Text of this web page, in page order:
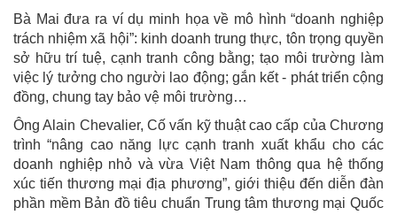
Bà Mai đưa ra ví dụ minh họa về mô hình “doanh nghiệp
trách nhiệm xã hội”: kinh doanh trung thực, tôn trọng quyền
sở hữu trí tuệ, cạnh tranh công bằng; tạo môi trường làm
việc lý tưởng cho người lao động; gắn kết - phát triển cộng
đồng, chung tay bảo vệ môi trường…
Ông Alain Chevalier, Cố vấn kỹ thuật cao cấp của Chương
trình “nâng cao năng lực cạnh tranh xuất khẩu cho các
doanh nghiệp nhỏ và vừa Việt Nam thông qua hệ thống
xúc tiến thương mại địa phương”, giới thiệu đến diễn đàn
phần mềm Bản đồ tiêu chuẩn Trung tâm thương mại Quốc